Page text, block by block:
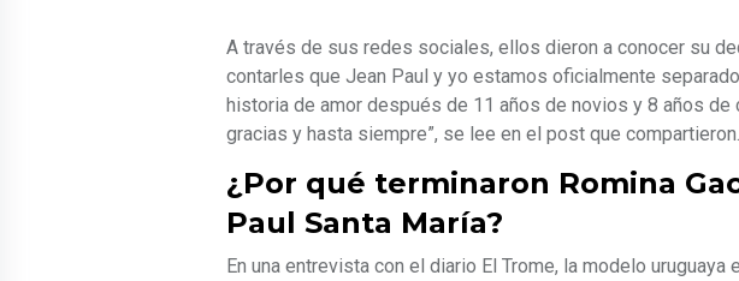
A través de sus redes sociales, ellos dieron a conocer su
contarles que Jean Paul y yo estamos oficialmente
historia de amor después de 11 años de novios y 8 años de
gracias y hasta siempre”, se lee en el post que compartieron.
¿Por qué terminaron Romina
Paul Santa María?
En una entrevista con el diario El Trome, la modelo uruguaya